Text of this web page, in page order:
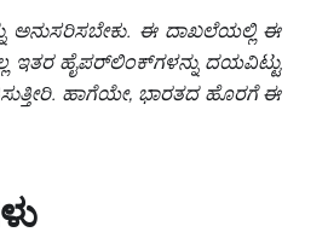
ಅನುಸರಿಸಬೇಕು. ಈ ದಾಖಲೆಯಲ್ಲಿ ಈ
ಇತರ ಹೈಪರ್‌ಲಿಂಕ್‌ಗಳನ್ನು ದಯವಿಟ್ಟು
ಹಾಗೆಯೇ, ಭಾರತದ ಹೊರಗೆ ಈ